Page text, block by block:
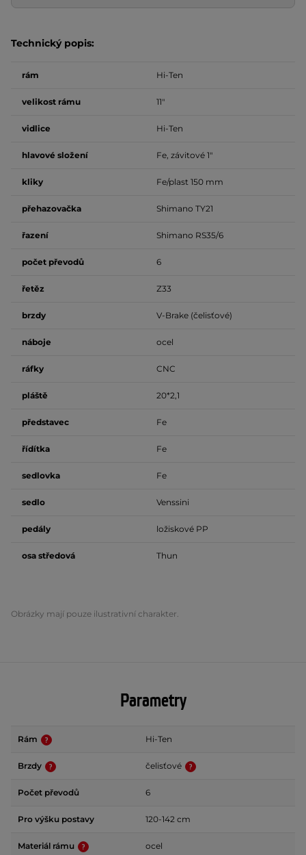
Technický popis:
rám Hi-Ten
velikost rámu 11"
vidlice Hi-Ten
hlavové složení Fe, závitové 1"
kliky Fe/plast 150 mm
přehazovačka Shimano TY21
řazení Shimano RS35/6
počet převodů 6
řetěz Z33
brzdy V-Brake (čelisťové)
náboje ocel
ráfky CNC
pláště 20*2,1
představec Fe
řídítka Fe
sedlovka Fe
sedlo Venssini
pedály ložiskové PP
osa středová Thun
Obrázky mají pouze ilustrativní charakter.
Parametry
Rám Hi-Ten
Brzdy čelisťové
Počet převodů 6
Pro výšku postavy 120-142 cm
Materiál rámu ocel